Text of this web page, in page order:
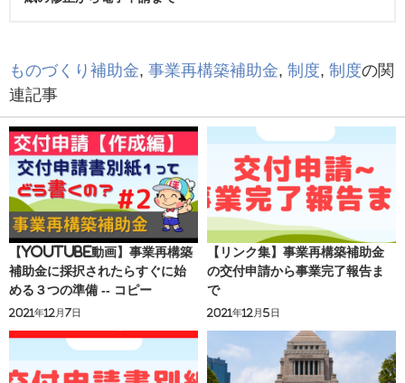
ものづくり補助金, 事業再構築補助金, 制度, 制度の関
連記事
【youtube動画】事業再構築
補助金に採択されたらすぐに始
める３つの準備 -- コピー
2021年12月7日
【リンク集】事業再構築補助金
の交付申請から事業完了報告ま
で
2021年12月5日